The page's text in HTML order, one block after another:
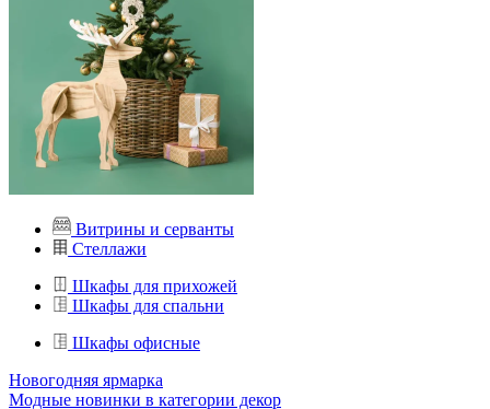
Витрины и серванты
Стеллажи
Шкафы для прихожей
Шкафы для спальни
Шкафы офисные
Новогодняя ярмарка
Модные новинки в категории декор